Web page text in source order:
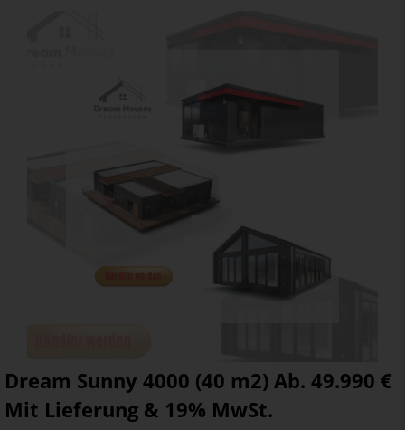
Dream Sunny 4000 (40 m2) Ab. 49.990 €
Mit Lieferung & 19% MwSt.